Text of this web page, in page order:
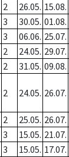
2 26.05. 15.08.
3 30.05. 01.08.
3 06.06. 25.07.
2 24.05. 29.07.
2 31.05. 09.08.
2 24.05. 26.07.
2 25.05. 26.07.
3 15.05. 21.07.
3 15.05. 17.07.